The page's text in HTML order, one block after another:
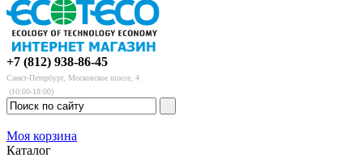
+7 (812) 938-86-45
Санкт-Петербург, Московское шоссе, 4
(10:00-18:00)
Моя корзина
Каталог